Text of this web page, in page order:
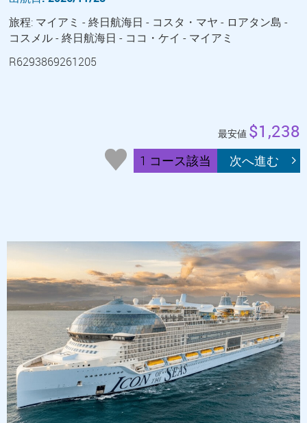
旅程: マイアミ - 終日航海日 - コスタ・マヤ - ロアタン島 -
コスメル - 終日航海日 - ココ・ケイ - マイアミ
R6293869261205
最安値 $1,238
1 コース該当 次へ進む